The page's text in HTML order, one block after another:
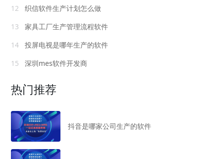
12
织信软件生产计划怎么做
13
家具工厂生产管理流程软件
14
投屏电视是哪年生产的软件
15
深圳mes软件开发商
热门推荐
抖音是哪家公司生产的软件